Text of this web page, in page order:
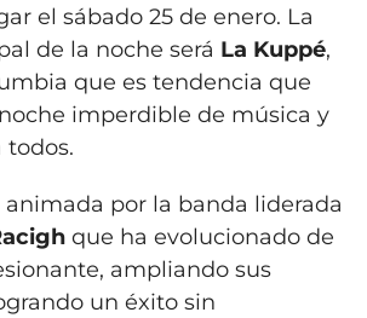
el sábado 25 de enero. La
de la noche será La Kuppé,
que es tendencia que
imperdible de música y
todos.
animada por la banda liderada
que ha evolucionado de
ampliando sus
un éxito sin